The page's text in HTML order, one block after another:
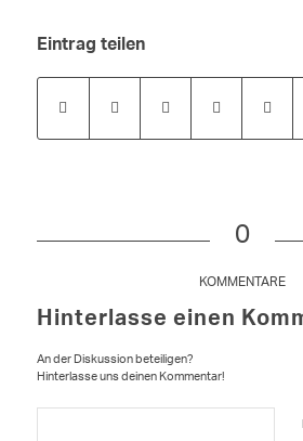
Eintrag teilen
0
KOMMENTARE
Hinterlasse einen
An der Diskussion beteiligen?
Hinterlasse uns deinen Kommentar!